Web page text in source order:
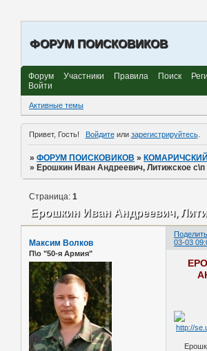
ФОРУМ ПОИСКОВИКОВ
Форум Участники Правила Поиск
Войти
Активные темы
Привет, Гость! Войдитеили зарегистрируйтесь.
»ФОРУМ ПОИСКОВИКОВ »
»Ерошкин Иван Андреевич, Литижское с\п
Ерошкин Иван Андреевич,
Страница:1
03-03
Максим Волков
П\о "50-я Армия"